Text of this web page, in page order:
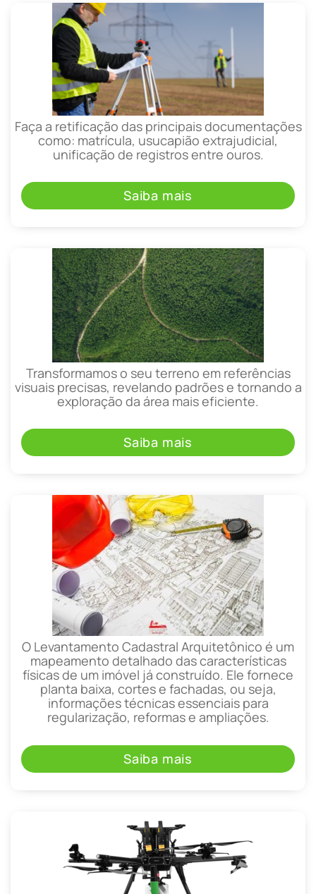
Faça a retificação das principais documentações
como: matrícula, usucapião extrajudicial,
unificação de registros entre ouros.
Saiba mais
Transformamos o seu terreno em referências
visuais precisas, revelando padrões e tornando a
exploração da área mais eficiente.
Saiba mais
O Levantamento Cadastral Arquitetônico é um
mapeamento detalhado das características
físicas de um imóvel já construído. Ele fornece
planta baixa, cortes e fachadas, ou seja,
informações técnicas essenciais para
regularização, reformas e ampliações.
Saiba mais